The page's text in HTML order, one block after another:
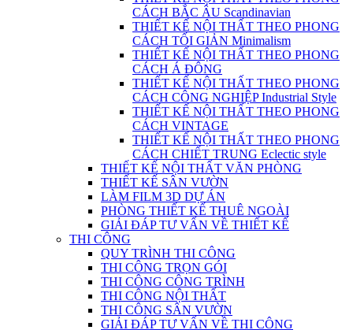
CÁCH BẮC ÂU Scandinavian
THIẾT KẾ NỘI THẤT THEO PHONG
CÁCH TỐI GIẢN Minimalism
THIẾT KẾ NỘI THẤT THEO PHONG
CÁCH Á ĐÔNG
THIẾT KẾ NỘI THẤT THEO PHONG
CÁCH CÔNG NGHIỆP Industrial Style
THIẾT KẾ NỘI THẤT THEO PHONG
CÁCH VINTAGE
THIẾT KẾ NỘI THẤT THEO PHONG
CÁCH CHIẾT TRUNG Eclectic style
THIẾT KẾ NỘI THẤT VĂN PHÒNG
THIẾT KẾ SÂN VƯỜN
LÀM FILM 3D DỰ ÁN
PHÒNG THIẾT KẾ THUÊ NGOÀI
GIẢI ĐÁP TƯ VẤN VỀ THIẾT KẾ
THI CÔNG
QUY TRÌNH THI CÔNG
THI CÔNG TRỌN GÓI
THI CÔNG CÔNG TRÌNH
THI CÔNG NỘI THẤT
THI CÔNG SÂN VƯỜN
GIẢI ĐÁP TƯ VẤN VỀ THI CÔNG